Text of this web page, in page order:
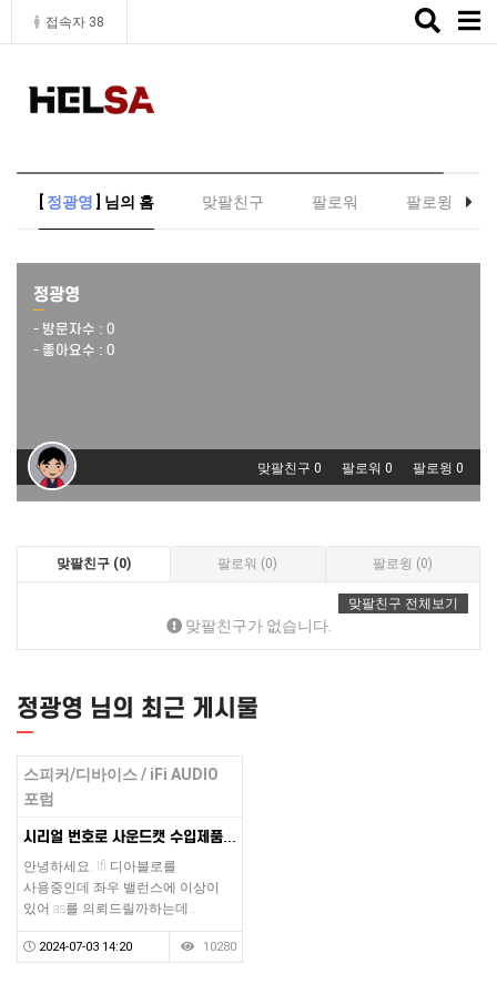
접속자 38
Toggle
정광영 ] 님의 홈 맞팔친구 팔로워 팔로윙
정광영
- 방문자수 : 0
- 좋아요수 : 0
맞팔친구 0 팔로워 0 팔로윙 0
맞팔친구 (0) 팔로워 (0) 팔로윙 (0)
맞팔친구 전체보기
맞팔친구가 없습니다.
정광영 님의 최근 게시물
스피커/디바이스 / iFi AUDIO
포럼
시리얼 번호로 사운드캣 수입제품인지 확인이 가능한가요?
안녕하세요. Ifi 디아블로를
사용중인데 좌우 밸런스에 이상이
있어 as를 의뢰드릴까하는데…
2024-07-03 14:20 10280